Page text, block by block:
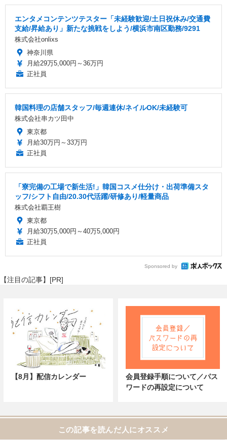
エンタメコンテンツテスター「未経験歓迎/土日祝休み/交通費
支給/昇給あり」新たな挑戦をしよう/横浜市南区勤務/9291
株式会社onlixs
神奈川県
月給29万5,000円～36万円
正社員
韓国料理の店舗スタッフ/毎週連休/ネイルOK/未経験可
株式会社串カツ田中
東京都
月給30万円～33万円
正社員
「寮完備の工場で新生活!」韓国コスメ仕分け・出荷準備スタ
ッフ/シフト自由/20.30代活躍/研修あり/軽量商品
株式会社覇王樹
東京都
月給30万5,000円～40万5,000円
正社員
Sponsored by
【注目の記事】[PR]
【8月】配信カレンダー
会員登録手順について／パス
ワードの再設定について
この記事を読んだ人にオススメ